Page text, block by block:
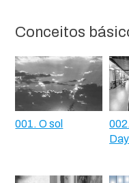
Conceitos
001. O sol